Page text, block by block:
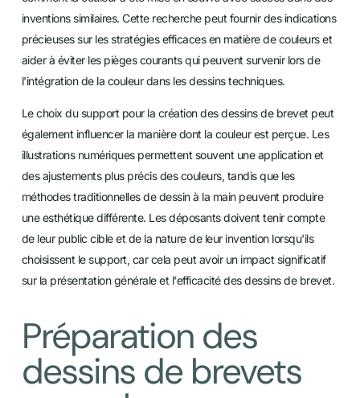
inventions similaires. Cette recherche peut fournir des indications
précieuses sur les stratégies efficaces en matière de couleurs et
aider à éviter les pièges courants qui peuvent survenir lors de
l'intégration de la couleur dans les dessins techniques.
Le choix du support pour la création des dessins de brevet peut
également influencer la manière dont la couleur est perçue. Les
illustrations numériques permettent souvent une application et
des ajustements plus précis des couleurs, tandis que les
méthodes traditionnelles de dessin à la main peuvent produire
une esthétique différente. Les déposants doivent tenir compte
de leur public cible et de la nature de leur invention lorsqu'ils
choisissent le support, car cela peut avoir un impact significatif
sur la présentation générale et l'efficacité des dessins de brevet.
Préparation des
dessins de brevets